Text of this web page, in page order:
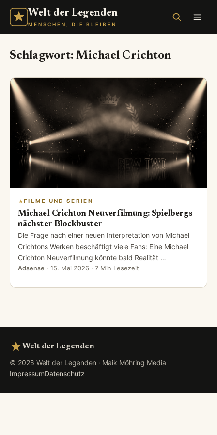
Welt der Legenden
MENSCHEN, DIE BLEIBEN
Schlagwort:Michael Crichton
FILME UND SERIEN
Michael Crichton Neuverfilmung: Spielbergs
nächster Blockbuster
Die Frage nach einer neuen Interpretation von Michael
Crichtons Werken beschäftigt viele Fans: Eine Michael
Crichton Neuverfilmung könnte bald Realität …
Adsense · 15. Mai 2026 · 7 Min Lesezeit
Welt der Legenden
© 2026 Welt der Legenden · Maik Möhring Media
ImpressumDatenschutz